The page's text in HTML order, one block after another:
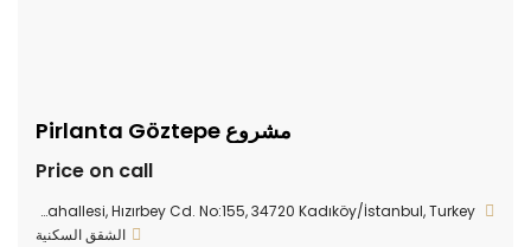
مشروع Pirlanta Göztepe
Price on call
Fikirtepe Mahallesi, Hızırbey Cd. No:155, 34720 Kadıköy/İstanbul, Turkey
الشقق السكنية